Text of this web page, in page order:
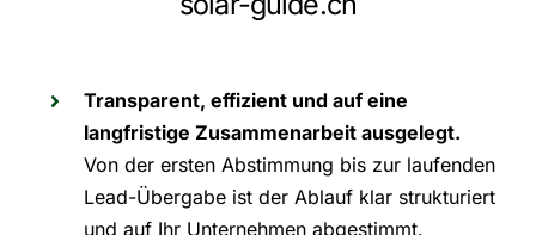
Transparent, effizient und auf eine
langfristige Zusammenarbeit ausgelegt.
Von der ersten Abstimmung bis zur laufenden
Lead-Übergabe ist der Ablauf klar strukturiert
und auf Ihr Unternehmen abgestimmt.